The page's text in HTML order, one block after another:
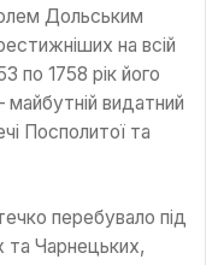
Дольським
на всій
по 1758 рік його
видатний
Посполитої та
перебувало під
та Чарнецьких,